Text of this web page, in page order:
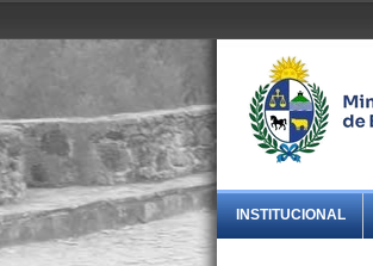
INSTITUCIONAL